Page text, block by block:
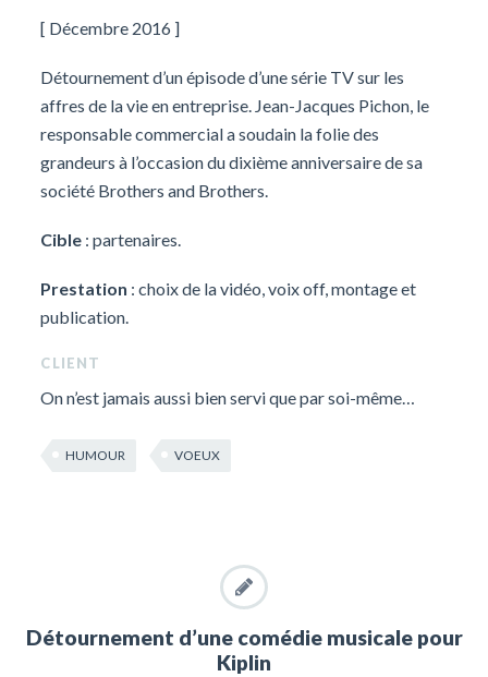
[ Décembre 2016 ]
Détournement d’un épisode d’une série TV sur les
affres de la vie en entreprise. Jean-Jacques Pichon, le
responsable commercial a soudain la folie des
grandeurs à l’occasion du dixième anniversaire de sa
société Brothers and Brothers.
Cible : partenaires.
Prestation : choix de la vidéo, voix off, montage et
publication.
CLIENT
On n’est jamais aussi bien servi que par soi-même…
HUMOUR VOEUX
Détournement d’une comédie musicale pour
Kiplin